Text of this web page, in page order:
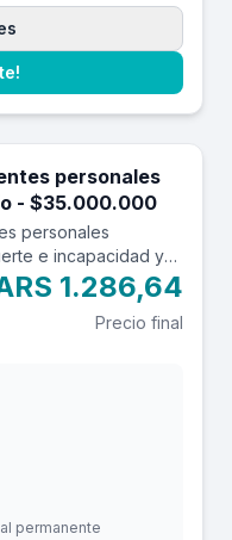
personales
para escenografo - $35.000.000
personales
e incapacidad y
de gastos
de $3.000.-
1.286,64
Precio final
permanente